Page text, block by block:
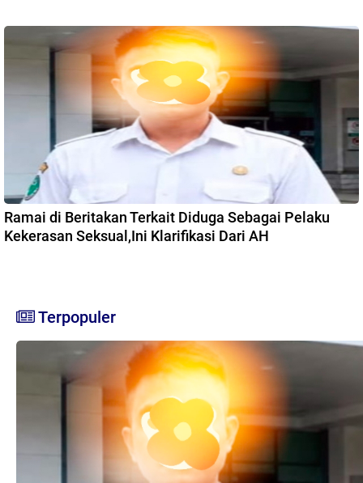
Ramai di Beritakan Terkait Diduga Sebagai Pelaku
Kekerasan Seksual,Ini Klarifikasi Dari AH
Terpopuler